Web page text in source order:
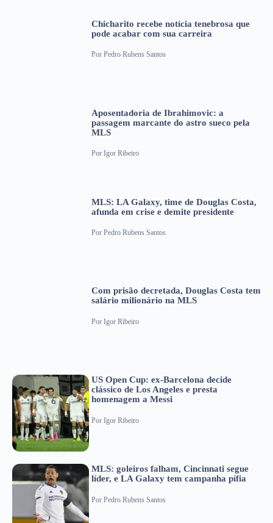
Chicharito recebe notícia tenebrosa que
pode acabar com sua carreira
Por Pedro Rubens Santos
Aposentadoria de Ibrahimovic: a
passagem marcante do astro sueco pela
MLS
Por Igor Ribeiro
MLS: LA Galaxy, time de Douglas Costa,
afunda em crise e demite presidente
Por Pedro Rubens Santos
Com prisão decretada, Douglas Costa tem
salário milionário na MLS
Por Igor Ribeiro
US Open Cup: ex-Barcelona decide
clássico de Los Angeles e presta
homenagem a Messi
Por Igor Ribeiro
MLS: goleiros falham, Cincinnati segue
líder, e LA Galaxy tem campanha pífia
Por Pedro Rubens Santos